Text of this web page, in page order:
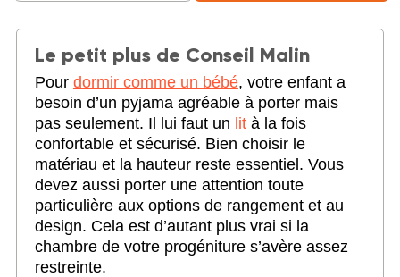
Le petit plus de Conseil Malin
Pour dormir comme un bébé, votre enfant a
besoin d’un pyjama agréable à porter mais
pas seulement. Il lui faut un lità la fois
confortable et sécurisé. Bien choisir le
matériau et la hauteur reste essentiel. Vous
devez aussi porter une attention toute
particulière aux options de rangement et au
design. Cela est d’autant plus vrai si la
chambre de votre progéniture s’avère assez
restreinte.